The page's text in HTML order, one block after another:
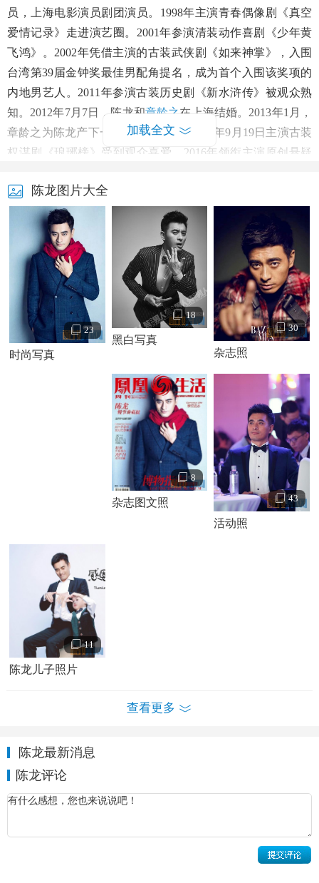
员，上海电影演员剧团演员。1998年主演青春偶像剧《真空
爱情记录》走进演艺圈。2001年参演清装动作喜剧《少年黄
飞鸿》。2002年凭借主演的古装武侠剧《如来神掌》，入围
台湾第39届金钟奖最佳男配角提名，成为首个入围该奖项的
内地男艺人。2011年参演古装历史剧《新水浒传》被观众熟
知。2012年7月7日，陈龙和章龄之在上海结婚。2013年1月，
章龄之为陈龙产下一子取名“酒酒”。2015年9月19日主演古装
权谋剧《琅琊榜》受到观众喜爱。2016年领衔主演原创悬疑
出。
女一号，也擦出了生活上的火花。这是一部红色题材的电
影，也是陈龙参与的为数不多的电影之一。不想陈龙与章龄
之因戏生情，修成正果。2012年一个有关陈龙的重磅新闻来
岁！两人相识15天订婚，8个月领证。虽说陈龙与章龄之相差
。由于章龄之性格活泼热
加载全文
陈龙图片大全
23
时尚写真
18
黑白写真
30
杂志照
8
杂志图文照 43
活动照
11
陈龙儿子照片
查看更多
陈龙最新消息
陈龙评论